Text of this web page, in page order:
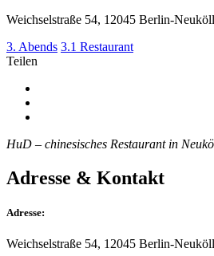
Weichselstraße 54, 12045 Berlin-
3. Abends 3.1 Restaurant
Teilen
HuD – chinesisches Restaurant in
Adresse & Kontakt
Adresse:
Weichselstraße 54, 12045 Berlin-